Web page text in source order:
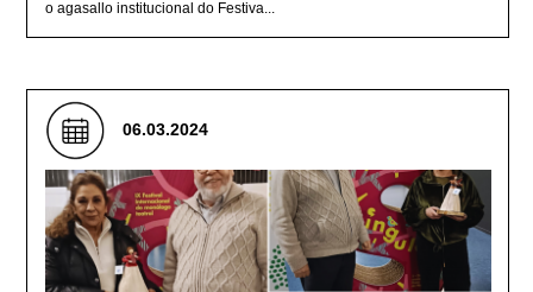
o agasallo institucional do Festiva...
06.03.2024